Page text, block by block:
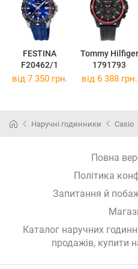
FESTINA
F20462/1
Tommy Hilfiger
1791793
від 7 350 грн. від 6 388 грн.
Наручні годинники Casio
Повна
Політика
Запитання й
Каталог наручних
продажів, купити